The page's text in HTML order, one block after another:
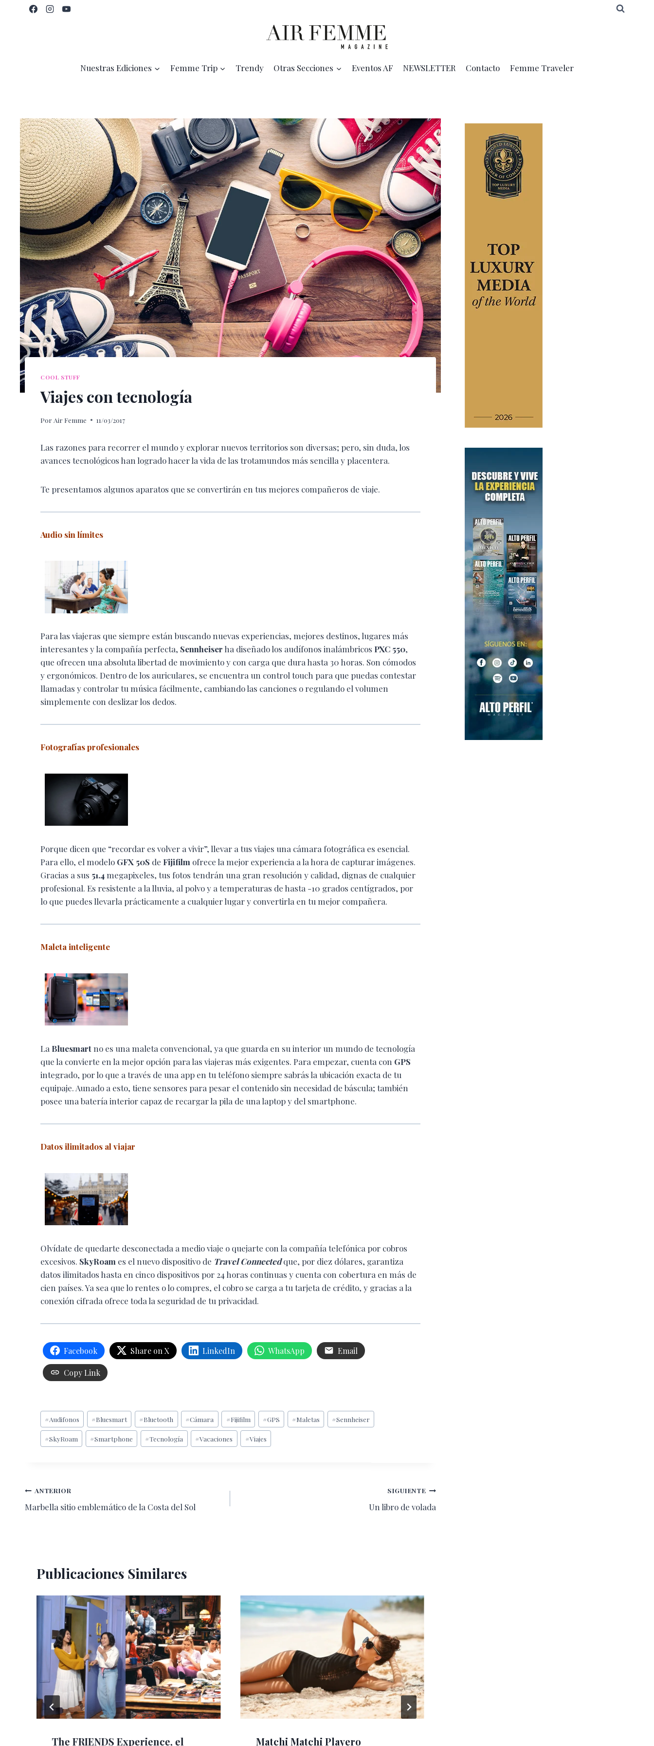
Nuestras Ediciones Femme Trip Trendy Otras Secciones Eventos AF NEWSLETTER Contacto Femme Traveler
COOL STUFF
Viajes con tecnología
Por Air Femme 11/03/2017
Las razones para recorrer el mundo y explorar nuevos territorios son diversas; pero, sin duda, los
avances tecnológicos han logrado hacer la vida de las trotamundos más sencilla y placentera.
Te presentamos algunos aparatos que se convertirán en tus mejores compañeros de viaje.
Audio sin límites
Para las viajeras que siempre están buscando nuevas experiencias, mejores destinos, lugares más
interesantes y la compañía perfecta, Sennheiser ha diseñado los audífonos inalámbricos PXC 550,
que ofrecen una absoluta libertad de movimiento y con carga que dura hasta 30 horas. Son cómodos
y ergonómicos. Dentro de los auriculares, se encuentra un control touch para que puedas contestar
llamadas y controlar tu música fácilmente, cambiando las canciones o regulando el volumen
simplemente con deslizar los dedos.
Fotografías profesionales
Porque dicen que “recordar es volver a vivir”, llevar a tus viajes una cámara fotográfica es esencial.
Para ello, el modelo GFX 50S de Fijifilm ofrece la mejor experiencia a la hora de capturar imágenes.
Gracias a sus 51.4megapixeles, tus fotos tendrán una gran resolución y calidad, dignas de cualquier
profesional. Es resistente a la lluvia, al polvo y a temperaturas de hasta -10 grados centígrados, por
lo que puedes llevarla prácticamente a cualquier lugar y convertirla en tu mejor compañera.
Maleta inteligente
La Bluesmartno es una maleta convencional, ya que guarda en su interior un mundo de tecnología
que la convierte en la mejor opción para las viajeras más exigentes. Para empezar, cuenta con GPS
integrado, por lo que a través de una app en tu teléfono siempre sabrás la ubicación exacta de tu
equipaje. Aunado a esto, tiene sensores para pesar el contenido sin necesidad de báscula; también
posee una batería interior capaz de recargar la pila de una laptop y del smartphone.
Datos ilimitados al viajar
Olvídate de quedarte desconectada a medio viaje o quejarte con la compañía telefónica por cobros
excesivos. SkyRoam es el nuevo dispositivo de Travel Connectedque, por diez dólares, garantiza
datos ilimitados hasta en cinco dispositivos por 24 horas continuas y cuenta con cobertura en más de
cien países. Ya sea que lo rentes o lo compres, el cobro se carga a tu tarjeta de crédito, y gracias a la
conexión cifrada ofrece toda la seguridad de tu privacidad.
Facebook Share on X LinkedIn WhatsApp Email
Copy Link
Etiquetas
de
la
#Audifonos #Bluesmart #Bluetooth #Cámara #Fijifilm #GPS #Maletas #Sennheiser
#SkyRoam #Smartphone #Tecnología #Vacaciones #Viajes
Navegación
de
ANTERIOR
Marbella sitio emblemático de la Costa del Sol
SIGUIENTE
Un libro de volada
Publicaciones Similares
The FRIENDS Experience, el Matchi Matchi Playero